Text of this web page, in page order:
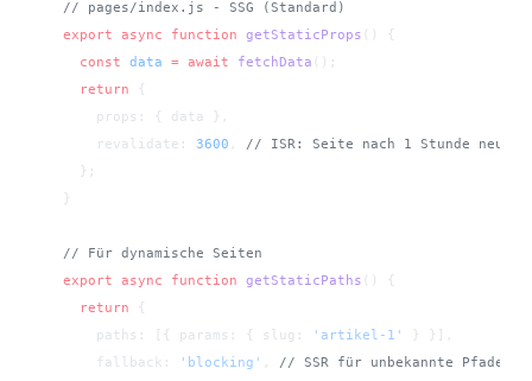
// pages/index.js - SSG (Standard)
export async function getStaticProps () {
  const
data = await fetchData ();
  return
{
    props: { data },
    revalidate:
3600 ,
// ISR: Seite nach 1 Stunde neu
  };
}
// Für dynamische Seiten
export async function getStaticPaths () {
  return
{
    paths: [{ params: { slug:
'artikel-1'
} }],
    fallback:
'blocking' ,
// SSR für unbekannte Pfade